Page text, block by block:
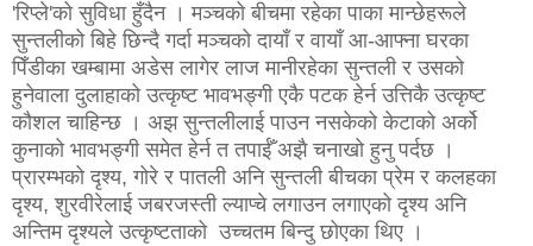
'रिप्ले'को सुविधा हुँदैन । मञ्चको बीचमा रहेका पाका मान्छेहरूले
सुन्तलीको बिहे छिन्दै गर्दा मञ्चको दायाँ र वायाँ आ-आफ्ना घरका
पिँडीका खम्बामा अडेस लागेर लाज मानीरहेका सुन्तली र उसको
हुनेवाला दुलाहाको उत्कृष्ट भावभङ्गी एकै पटक हेर्न उत्तिकै उत्कृष्ट
कौशल चाहिन्छ । अझ सुन्तलीलाई पाउन नसकेको केटाको अर्को
कुनाको भावभङ्गी समेत हेर्न त तपाईँ अझै चनाखो हुनु पर्दछ ।
प्रारम्भको दृश्य, गोरे र पातली अनि सुन्तली बीचका प्रेम र कलहका
दृश्य, शुरवीरेलाई जबरजस्ती ल्याप्चे लगाउन लगाएको दृश्य अनि
अन्तिम दृश्यले उत्कृष्टताको उच्चतम बिन्दु छोएका थिए ।